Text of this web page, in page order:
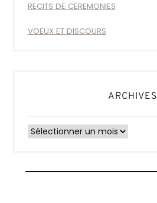
RECITS DE CEREMONIES
VOEUX ET DISCOURS
ARCHIVES
Archives